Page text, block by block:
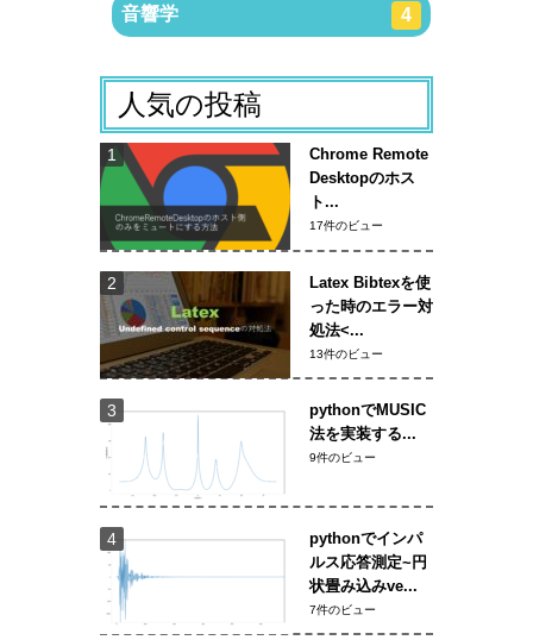
音響学 4
人気の投稿
Chrome Remote
Desktopのホス
ト...
17件のビュー
Latex Bibtexを使
った時のエラー対
処法<...
13件のビュー
pythonでMUSIC
法を実装する...
9件のビュー
pythonでインパ
ルス応答測定~円
状畳み込みve...
7件のビュー